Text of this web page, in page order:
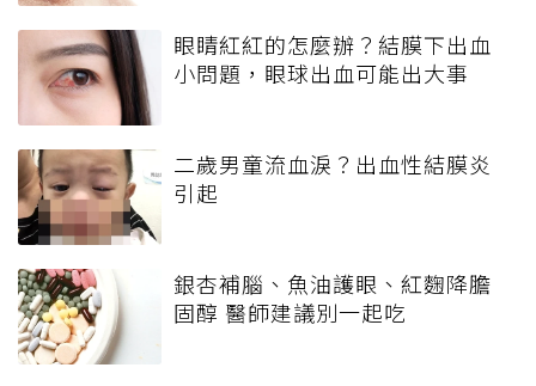
眼睛紅紅的怎麼辦？結膜下出血
小問題，眼球出血可能出大事
二歲男童流血淚？出血性結膜炎
引起
銀杏補腦、魚油護眼、紅麴降膽
固醇 醫師建議別一起吃